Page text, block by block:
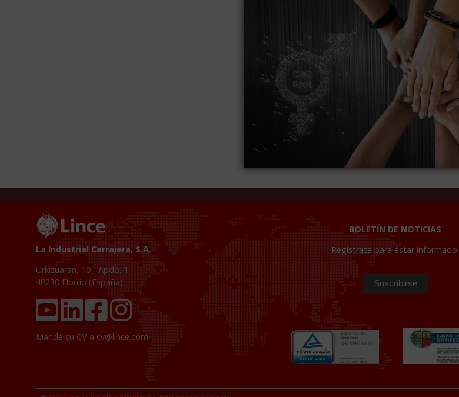
La Industrial Cerrajera, S.A.
Urkizuaran, 10 - Apdo. 1
48230 Elorrio (España)
Mande su CV a cv@lince.com
BOLETÍN DE NOTICIAS
Registrate para estar informado.